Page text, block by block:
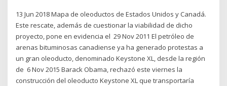
13 Jun 2018 Mapa de oleoductos de Estados Unidos y Canadá.
Este rescate, además de cuestionar la viabilidad de dicho
proyecto, pone en evidencia el 29 Nov 2011 El petróleo de
arenas bituminosas canadiense ya ha generado protestas a
un gran oleoducto, denominado Keystone XL, desde la región
de 6 Nov 2015 Barack Obama, rechazó este viernes la
construcción del oleoducto Keystone XL que transportaría